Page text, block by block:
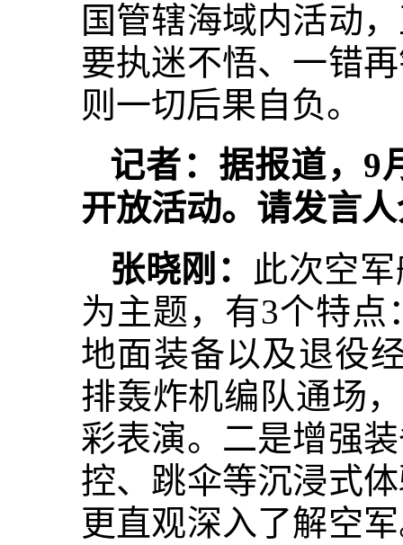
国管辖海域内活动
要执迷不悟、一错
则一切后果自负。
记者：据报道，9
开放活动。请发言
张晓刚： 此次空
为主题，有3个特
地面装备以及退役
排轰炸机编队通场
彩表演。二是增强
控、跳伞等沉浸式
更直观深入了解空